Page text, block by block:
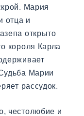
Мария
отца и
открыто
короля Карла
Марии
рассудок.
честолюбие и